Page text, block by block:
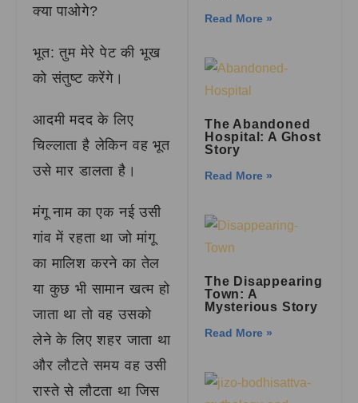
क्या पाओगे?
भूत: तुम मेरे पेट की भूख
को संतुष्ट करेंगे।
आदमी मदद के लिए
चिल्लाता है लेकिन वह भूत
उसे मार डालता है।
मंगू नाम का एक नई उसी
गांव में रहता था जो मांगू
का मालिश करने का तेल
या कुछ भी सामान खत्म हो
जाता था तो वह उसको
लेने के लिए शहर जाता था
और लौटते समय वह उसी
रास्ते से लौटता था जिस
Read More »
The Abandoned
Hospital: A Ghost
Story
Read More »
The Disappearing
Town: A
Mysterious Story
Read More »